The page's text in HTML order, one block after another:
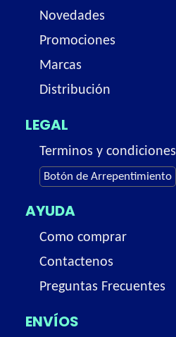
Novedades
Promociones
Marcas
Distribución
LEGAL
Terminos y condiciones
Botón de Arrepentimiento
AYUDA
Como comprar
Contactenos
Preguntas Frecuentes
ENVÍOS